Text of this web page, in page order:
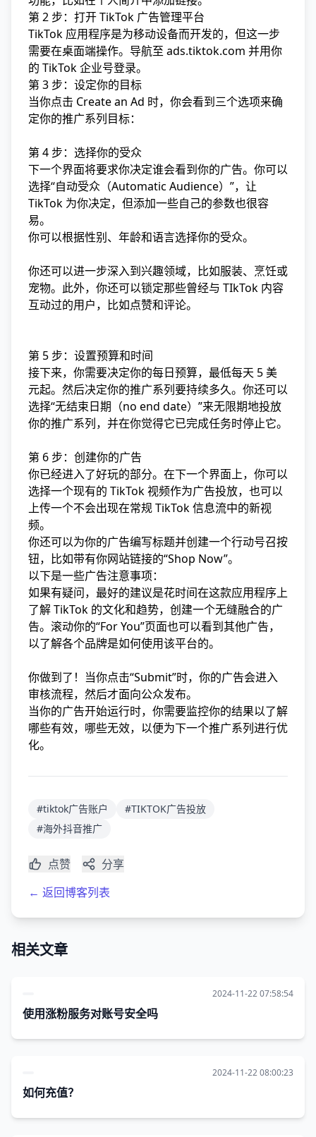
第 2 步：打开 TikTok 广告管理平台
TikTok 应用程序是为移动设备而开发的，但这一步
需要在桌面端操作。导航至 ads.tiktok.com 并用你
的 TikTok 企业号登录。
第 3 步：设定你的目标
当你点击 Create an Ad 时，你会看到三个选项来确
定你的推广系列目标：
第 4 步：选择你的受众
下一个界面将要求你决定谁会看到你的广告。你可以
选择“自动受众（Automatic Audience）”，让
TikTok 为你决定，但添加一些自己的参数也很容
易。
你可以根据性别、年龄和语言选择你的受众。
你还可以进一步深入到兴趣领域，比如服装、烹饪或
宠物。此外，你还可以锁定那些曾经与 TIkTok 内容
互动过的用户，比如点赞和评论。
第 5 步：设置预算和时间
接下来，你需要决定你的每日预算，最低每天 5 美
元起。然后决定你的推广系列要持续多久。你还可以
选择“无结束日期（no end date）”来无限期地投放
你的推广系列，并在你觉得它已完成任务时停止它。
第 6 步：创建你的广告
你已经进入了好玩的部分。在下一个界面上，你可以
选择一个现有的 TikTok 视频作为广告投放，也可以
上传一个不会出现在常规 TikTok 信息流中的新视
频。
你还可以为你的广告编写标题并创建一个行动号召按
钮，比如带有你网站链接的“Shop Now”。
以下是一些广告注意事项：
如果有疑问，最好的建议是花时间在这款应用程序上
了解 TikTok 的文化和趋势，创建一个无缝融合的广
告。滚动你的“For You”页面也可以看到其他广告，
以了解各个品牌是如何使用该平台的。
你做到了！当你点击“Submit”时，你的广告会进入
审核流程，然后才面向公众发布。
当你的广告开始运行时，你需要监控你的结果以了解
哪些有效，哪些无效，以便为下一个推广系列进行优
化。
#tiktok广告账户
#TIKTOK广告投放
#海外抖音推广
点赞
分享
← 返回博客列表
相关文章
2024-11-22 07:58:54
使用涨粉服务对账号安全吗
2024-11-22 08:00:23
如何充值？